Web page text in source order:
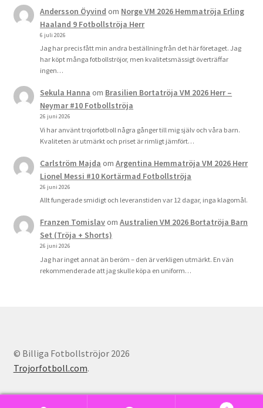
Andersson Öyvind om Norge VM 2026 Hemmatröja Erling
Haaland 9 Fotbollströja Herr
6 juli 2026
Jag har precis fått min andra beställning från det här företaget. Jag
har köpt många fotbollströjor, men kvalitetsmässigt överträffar
ingen…
Sekula Hanna om Brasilien Bortatröja VM 2026 Herr –
Neymar #10 Fotbollströja
26 juni 2026
Vi har använt trojorfotboll några gånger till mig själv och våra barn.
Kvaliteten är utmärkt och priset är rimligt jämfört…
Carlström Majda omArgentina Hemmatröja VM 2026 Herr
Lionel Messi #10 Kortärmad Fotbollströja
26 juni 2026
Allt fungerade smidigt och leveranstiden var 12 dagar, inga klagomål.
Franzen TomislavomAustralien VM 2026 Bortatröja Barn
Set (Tröja + Shorts)
26 juni 2026
Jag har inget annat än beröm – den är verkligen utmärkt. En vän
rekommenderade att jag skulle köpa en uniform…
© Billiga Fotbollströjor 2026
Trojorfotboll.com.